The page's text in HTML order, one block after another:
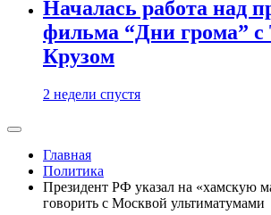
Началась работа над
фильма “Дни грома”
Крузом
2 недели спустя
Главная
Политика
Президент РФ указал на «хамскую
говорить с Москвой ультиматумами